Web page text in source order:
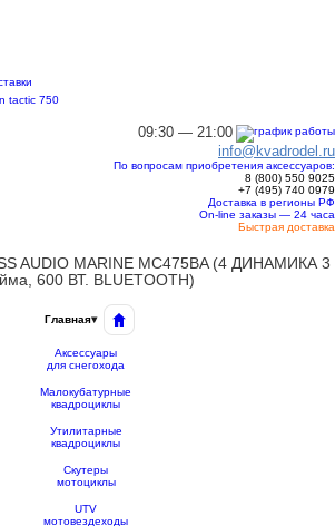
09:30 — 21:00
info@kvadrodel.ru
По вопросам приобретения аксессуаров:
8 (800) 550 9025
+7 (495) 740 0979
Доставка в регионы РФ
On-line заказы — 24 часа
Быстрая доставка
AUDIO MARINE MC475BA (4 ДИНАМИКА 3
600 ВТ. BLUETOOTH)
Главная▾
Аксессуары
для снегохода
Малокубатурные
квадроциклы
Утилитарные
квадроциклы
Скутеры
мотоциклы
UTV
мотовездеходы